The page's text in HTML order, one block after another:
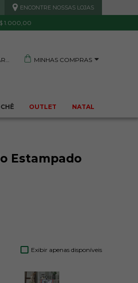
ENCONTRE NOSSAS LOJAS
1.000,00
MINHAS COMPRAS
OUTLET NATAL
TRANQUILIDADE E PROTEÇÃO
Estampado
Exibir apenas disponíveis